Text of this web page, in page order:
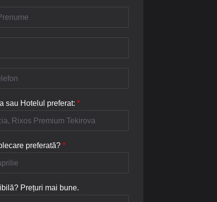
sau Hotelul preferat: *
preferată? *
Prețuri mai bune.